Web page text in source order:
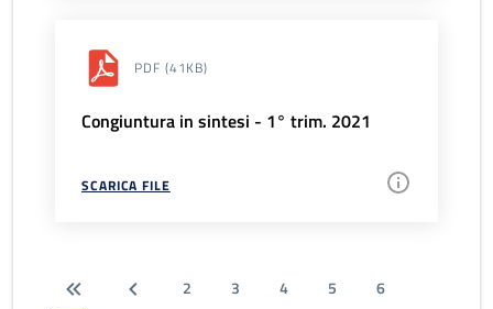
PDF (41KB)
Congiuntura in sintesi - 1° trim. 2021
SCARICA FILE
2 3 4 5
6